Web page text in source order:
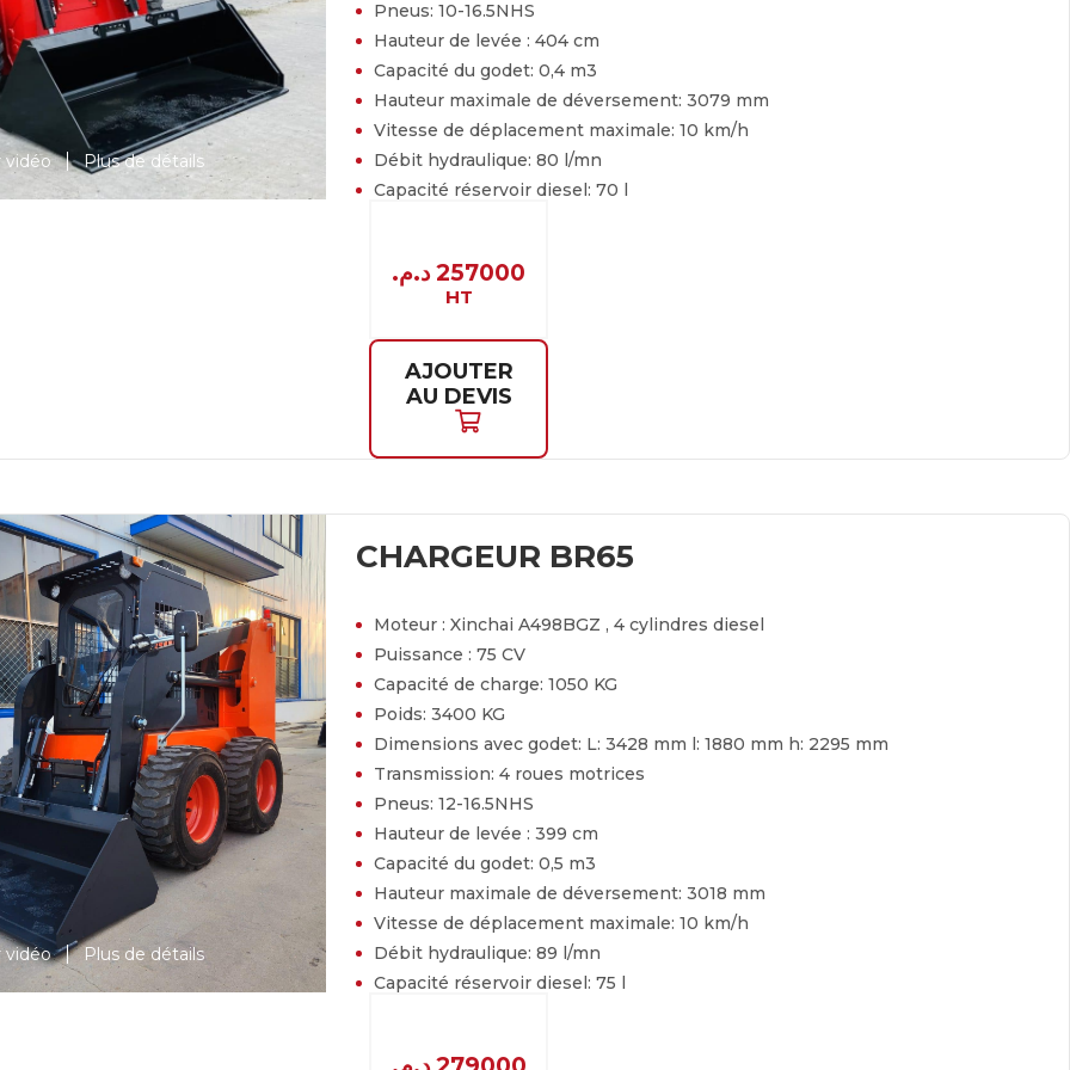
vidéo Plus de détails
Pneus: 10-16.5NHS
Hauteur de levée : 404 cm
Capacité du godet: 0,4 m3
Hauteur maximale de déversement: 3079 mm
Vitesse de déplacement maximale: 10 km/h
Débit hydraulique: 80 l/mn
Capacité réservoir diesel: 70 l
257000 د.م.
HT
AJOUTER
AU DEVIS
vidéo Plus de détails
CHARGEUR BR65
Moteur : Xinchai A498BGZ , 4 cylindres diesel
Puissance : 75 CV
Capacité de charge: 1050 KG
Poids: 3400 KG
Dimensions avec godet:
L: 3428 mm l: 1880 mm h: 2295 mm
Transmission: 4 roues motrices
Pneus: 12-16.5NHS
Hauteur de levée : 399 cm
Capacité du godet: 0,5 m3
Hauteur maximale de déversement: 3018 mm
Vitesse de déplacement maximale: 10 km/h
Débit hydraulique: 89 l/mn
Capacité réservoir diesel: 75 l